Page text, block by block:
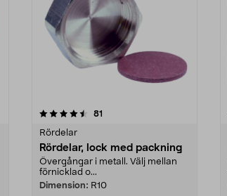
81
Rördelar
Rördelar, lock med packning
Övergångar i metall. Välj mellan
förnicklad o...
Dimension: R10
4.5 av 5 stjärnor